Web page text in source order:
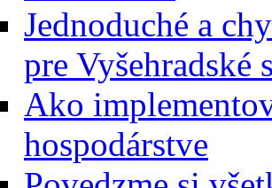
Jednoduché a
pre Vyšehradské
Ako
hospodárstve